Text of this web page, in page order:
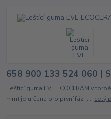
658 900 133 524 060 |
Leštící guma EVE ECOCERAM v
mm) je určena pro první fázi l... celý